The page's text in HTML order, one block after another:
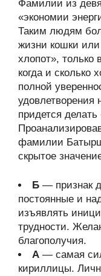
Фамилии из
«экономии
Таким людям
жизни кошки или
хлопот», только
когда и сколько
полной
удовлетворения
придется
фамилии
скрытое
Б — признак
постоянные и
изъявлять
трудности.
благополучия.
А — самая
кириллицы.